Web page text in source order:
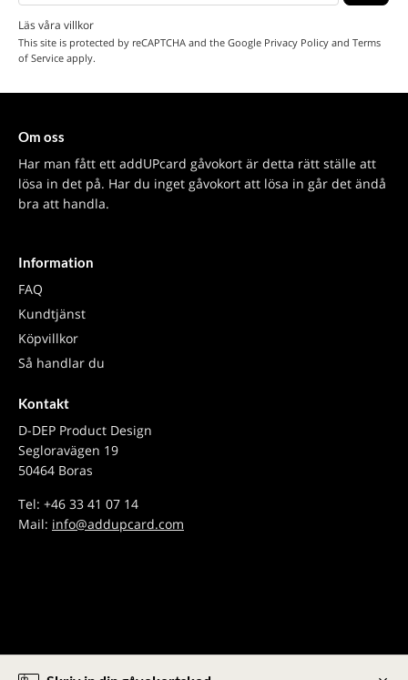
Läs våra villkor
This site is protected by reCAPTCHA and the Google Privacy Policy and Terms
of Service apply.
Om oss
Har man fått ett addUPcard gåvokort är detta rätt ställe att
lösa in det på. Har du inget gåvokort att lösa in går det ändå
bra att handla.
Information
FAQ
Kundtjänst
Köpvillkor
Så handlar du
Kontakt
D-DEP Product Design
Segloravägen 19
50464 Boras
Tel: +46 33 41 07 14
Mail: info@addupcard.com